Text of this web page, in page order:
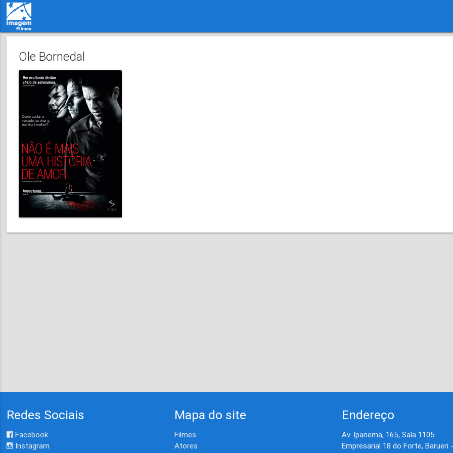
Ole Bornedal
Redes Sociais
Facebook
Instagram
Mapa do site
Filmes
Atores
Endereço
Av. Ipanema, 165, Sala 1105
Empresarial 18 do Forte, Barueri